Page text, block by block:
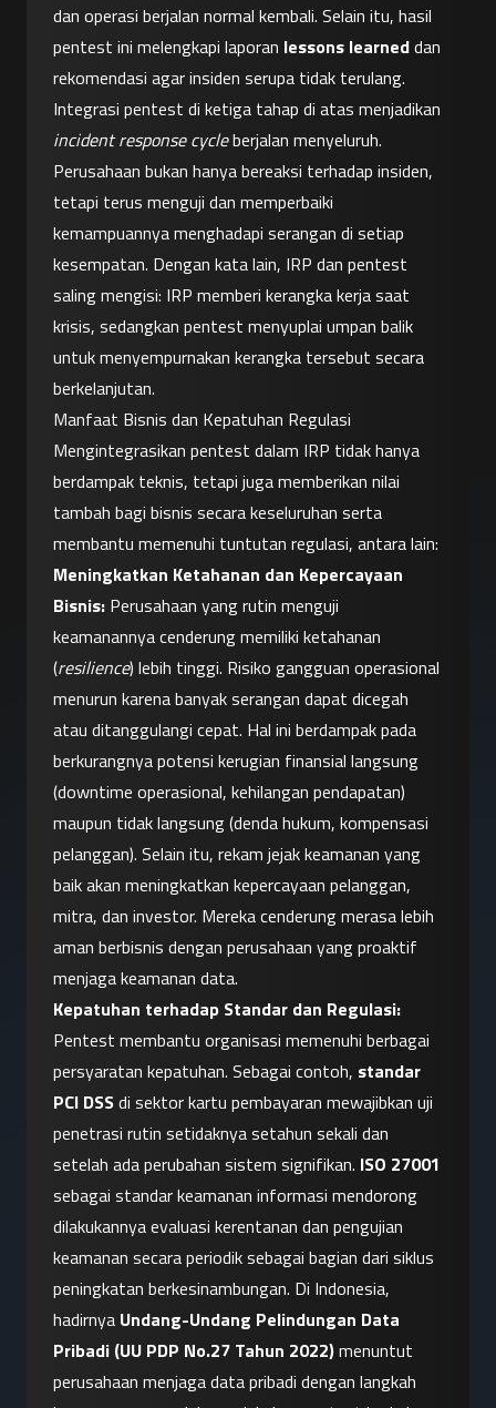
dan operasi berjalan normal kembali. Selain itu, hasil
pentest ini melengkapi laporan lessons learned dan
rekomendasi agar insiden serupa tidak terulang.
incident response cycle berjalan menyeluruh.
Perusahaan bukan hanya bereaksi terhadap insiden,
tetapi terus menguji dan memperbaiki
kemampuannya menghadapi serangan di setiap
kesempatan. Dengan kata lain, IRP dan pentest
saling mengisi: IRP memberi kerangka kerja saat
krisis, sedangkan pentest menyuplai umpan balik
untuk menyempurnakan kerangka tersebut secara
berkelanjutan.
Manfaat Bisnis dan Kepatuhan Regulasi
Mengintegrasikan pentest dalam IRP tidak hanya
berdampak teknis, tetapi juga memberikan nilai
tambah bagi bisnis secara keseluruhan serta
membantu memenuhi tuntutan regulasi, antara lain:
Meningkatkan Ketahanan dan Kepercayaan
Bisnis: Perusahaan yang rutin menguji
keamanannya cenderung memiliki ketahanan
(resilience) lebih tinggi. Risiko gangguan operasional
menurun karena banyak serangan dapat dicegah
atau ditanggulangi cepat. Hal ini berdampak pada
berkurangnya potensi kerugian finansial langsung
(downtime operasional, kehilangan pendapatan)
maupun tidak langsung (denda hukum, kompensasi
pelanggan). Selain itu, rekam jejak keamanan yang
baik akan meningkatkan kepercayaan pelanggan,
mitra, dan investor. Mereka cenderung merasa lebih
aman berbisnis dengan perusahaan yang proaktif
menjaga keamanan data.
Kepatuhan terhadap Standar dan Regulasi:
Pentest membantu organisasi memenuhi berbagai
persyaratan kepatuhan. Sebagai contoh, standar
PCI DSS di sektor kartu pembayaran mewajibkan uji
penetrasi rutin setidaknya setahun sekali dan
setelah ada perubahan sistem signifikan. ISO 27001
sebagai standar keamanan informasi mendorong
dilakukannya evaluasi kerentanan dan pengujian
keamanan secara periodik sebagai bagian dari siklus
peningkatan berkesinambungan. Di Indonesia,
hadirnya Undang-Undang Pelindungan Data
Pribadi (UU PDP No.27 Tahun 2022) menuntut
perusahaan menjaga data pribadi dengan langkah